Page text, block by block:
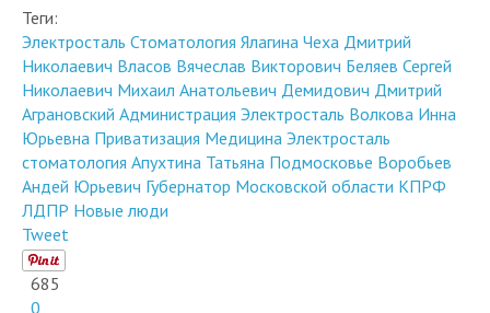
Теги:
Электросталь Стоматология Ялагина Чеха Дмитрий
Николаевич Власов Вячеслав Викторович Беляев Сергей
Николаевич Михаил Анатольевич Демидович Дмитрий
Аграновский Администрация Электросталь Волкова Инна
Юрьевна Приватизация Медицина Электросталь
стоматология Апухтина Татьяна Подмосковье Воробьев
Андей Юрьевич Губернатор Московской области КПРФ
ЛДПР Новые люди
Tweet
685
0